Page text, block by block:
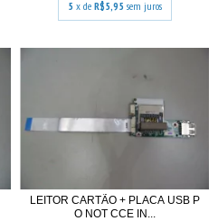
5 x de R$5,95 sem juros
LEITOR CARTÃO + PLACA USB P
O NOT CCE IN...